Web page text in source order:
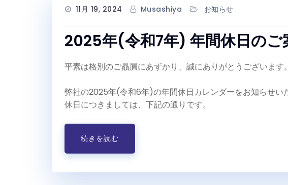
11月 19, 2024 Musashiya お知らせ
2025年(令和7年) 年間休日のご
平素は格別のご贔屓にあずかり、誠にありがとうございます。
弊社の2025年(令和6年)の年間休日カレンダーをお知らせい
休日につきましては、下記の通りです。
続きを読む